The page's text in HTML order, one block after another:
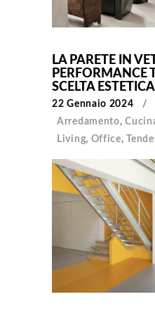
LA PARETE IN
PERFORMANCE
SCELTA
22 Gennaio 2024
Arredamento,
Living, Office,